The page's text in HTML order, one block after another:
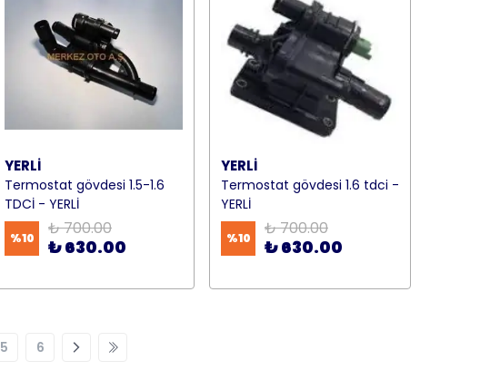
YERLİ
Termostat gövdesi 1.5-1.6
TDCİ - YERLİ
%10 ₺ 700.00
₺ 630.00
YERLİ
Termostat gövdesi 1.6 tdci -
YERLİ
%10 ₺ 700.00
₺ 630.00
5 6